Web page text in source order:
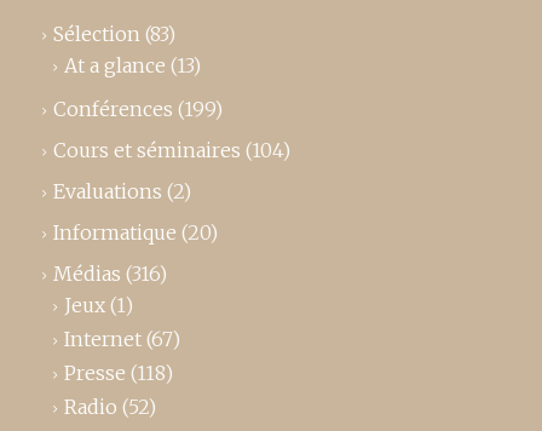
Sélection (83)
At a glance (13)
Conférences (199)
Cours et séminaires (104)
Evaluations (2)
Informatique (20)
Médias (316)
Jeux (1)
Internet (67)
Presse (118)
Radio (52)